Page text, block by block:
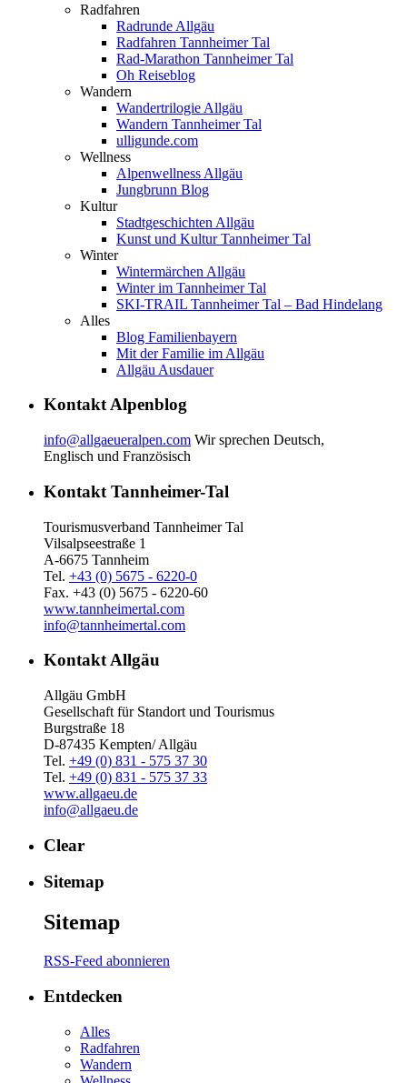
Radfahren
Radrunde Allgäu
Radfahren Tannheimer Tal
Rad-Marathon Tannheimer Tal
Oh Reiseblog
Wandern
Wandertrilogie Allgäu
Wandern Tannheimer Tal
ulligunde.com
Wellness
Alpenwellness Allgäu
Jungbrunn Blog
Kultur
Stadtgeschichten Allgäu
Kunst und Kultur Tannheimer Tal
Winter
Wintermärchen Allgäu
Winter im Tannheimer Tal
SKI-TRAIL Tannheimer Tal – Bad Hindelang
Alles
Blog Familienbayern
Mit der Familie im Allgäu
Allgäu Ausdauer
Kontakt Alpenblog
info@allgaeueralpen.com Wir sprechen Deutsch,
Englisch und Französisch
Kontakt Tannheimer-Tal
Tourismusverband Tannheimer Tal
Vilsalpseestraße 1
A-6675 Tannheim
Tel. +43 (0) 5675 - 6220-0
Fax. +43 (0) 5675 - 6220-60
www.tannheimertal.com
info@tannheimertal.com
Kontakt Allgäu
Allgäu GmbH
Gesellschaft für Standort und Tourismus
Burgstraße 18
D-87435 Kempten/ Allgäu
Tel. +49 (0) 831 - 575 37 30
Tel. +49 (0) 831 - 575 37 33
www.allgaeu.de
info@allgaeu.de
Clear
Sitemap
Sitemap
RSS-Feed abonnieren
Entdecken
Alles
Radfahren
Wandern